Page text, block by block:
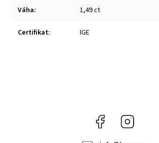
Váha: 1,49 ct
Certifikat: IGE
Facebook